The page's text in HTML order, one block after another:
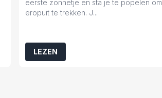
eerste zonnetje en sta je te popelen om
eropuit te trekken. J...
LEZEN